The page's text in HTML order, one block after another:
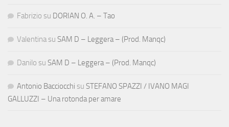
Fabrizio su DORIAN O. A. – Tao
Valentina su SAM D – Leggera – (Prod. Manqc)
Danilo su SAM D – Leggera – (Prod. Manqc)
Antonio Bacciocchi su STEFANO SPAZZI / IVANO MAGI
GALLUZZI – Una rotonda per amare